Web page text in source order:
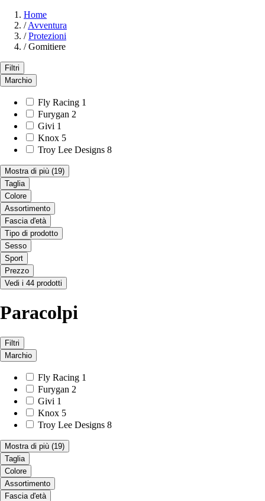
Home
/ Avventura
/ Protezioni
/ Gomitiere
Filtri
Marchio
Fly Racing 1
Furygan 2
Givi 1
Knox 5
Troy Lee Designs 8
Mostra di più (19)
Taglia
Colore
Assortimento
Fascia d'età
Tipo di prodotto
Sesso
Sport
Prezzo
Vedi i 44 prodotti
Paracolpi
Filtri
Marchio
Fly Racing 1
Furygan 2
Givi 1
Knox 5
Troy Lee Designs 8
Mostra di più (19)
Taglia
Colore
Assortimento
Fascia d'età